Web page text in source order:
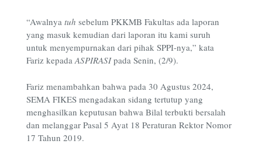
“Awalnya tuh sebelum PKKMB Fakultas ada laporan
yang masuk kemudian dari laporan itu kami suruh
untuk menyempurnakan dari pihak SPPI-nya,” kata
Fariz kepadaASPIRASIpada Senin, (2/9).
Fariz menambahkan bahwa pada 30 Agustus 2024,
SEMA FIKES mengadakan sidang tertutup yang
menghasilkan keputusan bahwa Bilal terbukti bersalah
dan melanggar Pasal 5 Ayat 18 Peraturan Rektor Nomor
17 Tahun 2019.